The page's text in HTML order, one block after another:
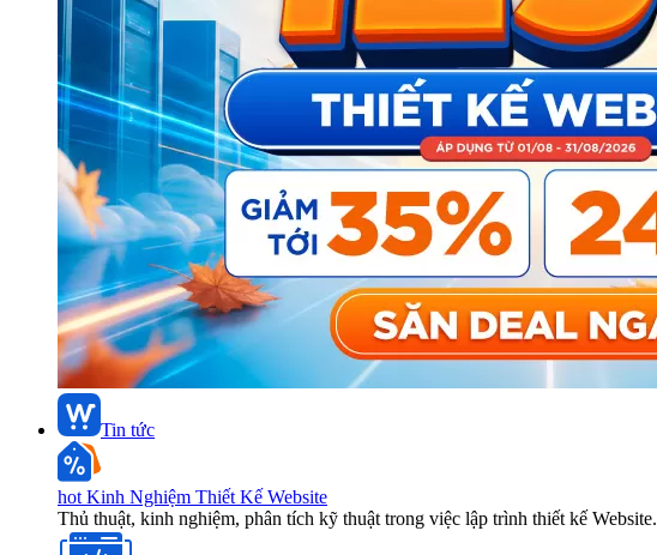
Tin tức
hot Kinh Nghiệm Thiết Kế Website
Thủ thuật, kinh nghiệm, phân tích kỹ thuật trong việc lập trình thiết kế Website.